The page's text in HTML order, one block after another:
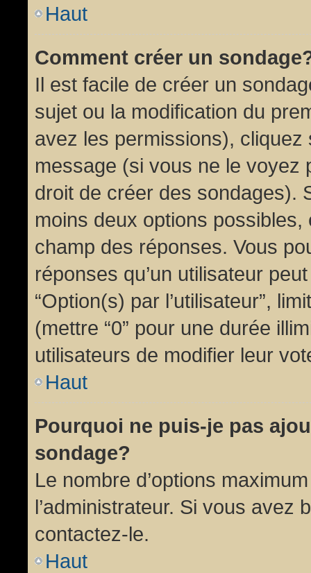
Haut
Comment créer un
Il est facile de créer un
sujet ou la modification du
avez les permissions), cliquez
message (si vous ne le voyez
droit de créer des sondages).
moins deux options
champ des réponses. Vous
réponses qu’un utilisateur
“Option(s) par l’utilisateur”,
(mettre “0” pour une durée
utilisateurs de modifier leur
Haut
Pourquoi ne puis-je pas
sondage?
Le nombre d’options
l’administrateur. Si vous avez
contactez-le.
Haut